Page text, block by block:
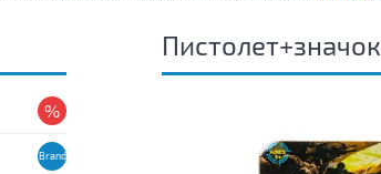
Пистолет+значок